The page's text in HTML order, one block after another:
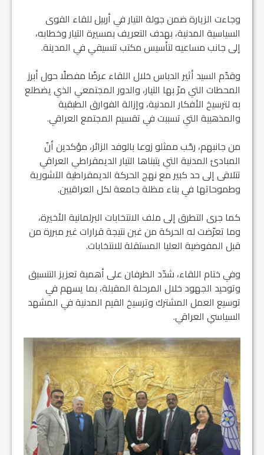
وجاءت الزيارة ضمن جولة التيار في أربيل للقاء القوى
السياسية المدنية، بهدف التعريف بمسيرة التيار وخطابه،
إلى جانب مساعيه لتأسيس مكتب تنسيقي في المدينة.
وقدّم السيد أثير الدباس خلال اللقاء عرضًا مفصلًا حول أبرز
المحطات التي مرّ بها التيار، والدور المجتمعي الذي يضطلع
به لترسيخ الأفكار المدنية، وإزالة الفوارق الطبقية
والمذهبية التي تسببت في تقسيم المجتمع العراقي.
من جانبهم، رحّب ممثلو زوعا بالوفد الزائر، مؤكدين أنّ
المبادئ المدنية التي يتبناها التيار الديمقراطي العراقي
تتلاقى إلى حد كبير مع نهج الحركة الديمقراطية الآشورية
وطموحاتها في بناء مظلة جامعة لكل العراقيين.
كما جرى التطرق إلى ملف الانتخابات البرلمانية الأخيرة،
وما تعرّضت له الحركة من غبن نتيجة قرارات غير مبررة من
قبل المفوضية العليا المستقلة للانتخابات.
وفي ختام اللقاء، شدّد الطرفان على أهمية تعزيز التنسيق
وتوحيد الجهود خلال المرحلة المقبلة، بما يسهم في
توسيع العمل المشترك وترسيخ القيم المدنية في المشهد
السياسي العراقي.